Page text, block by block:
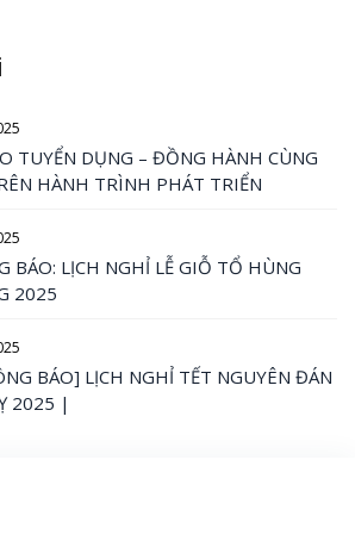
TUYỂN DỤNG – ĐỒNG HÀNH CÙNG
HÀNH TRÌNH PHÁT TRIỂN
BÁO: LỊCH NGHỈ LỄ GIỖ TỔ HÙNG
2025
BÁO] LỊCH NGHỈ TẾT NGUYÊN ĐÁN
2025 |